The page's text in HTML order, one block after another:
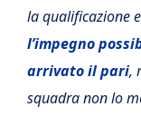
la qualificazione
l’impegno
arrivato il pari,
squadra non lo